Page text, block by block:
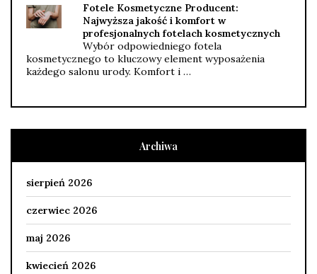
Fotele Kosmetyczne Producent:
Najwyższa jakość i komfort w
profesjonalnych fotelach kosmetycznych
Wybór odpowiedniego fotela
kosmetycznego to kluczowy element wyposażenia
każdego salonu urody. Komfort i …
Archiwa
sierpień 2026
czerwiec 2026
maj 2026
kwiecień 2026